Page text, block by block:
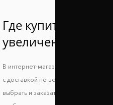
Где купить
увеличения
В интернет-магазине
с доставкой по всей территории
выбрать и заказать подходящие по